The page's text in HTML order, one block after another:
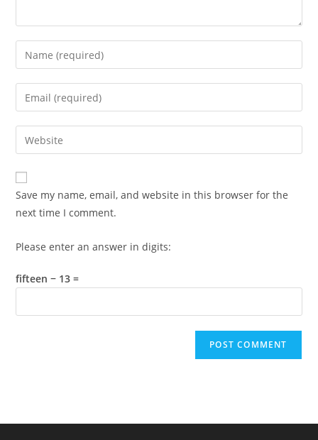
Enter
your
name
comment
Enter
your
email
address
comment
Enter
your
website
URL
(optional)
Save my name, email, and website in this browser for the
next time I comment.
Please enter an answer in digits:
fifteen − 13 =